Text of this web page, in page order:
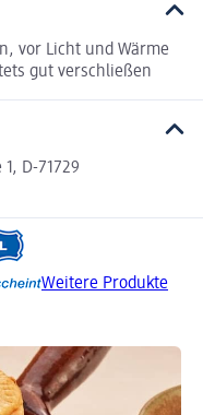
vor Licht und Wärme
gut verschließen
1, D-71729
Weitere Produkte